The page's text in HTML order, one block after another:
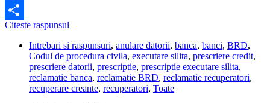
Facebook
Share
Citeste raspunsul
să
achit
o
datorie
de
Intrebari si raspunsuri, anulare datorii, banca, banci, BRD,
Codul de procedura civila, executare silita, prescriere credit,
prescriere datorii, prescriptie, prescriptie executare silita,
reclamatie banca, reclamatie BRD, reclamatie recuperatori,
recuperare creante, recuperatori, Toate